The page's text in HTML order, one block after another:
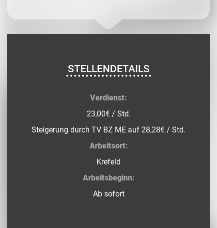
STELLENDETAILS
Verdienst:
23,00€ / Std.
Steigerung durch TV BZ ME auf 28,28€ / Std.
Arbeitsort:
Krefeld
Arbeitsbeginn:
Ab sofort